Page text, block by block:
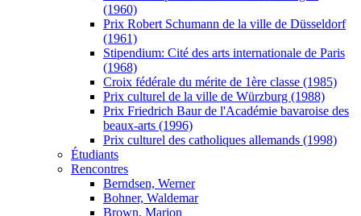
(1960)
Prix Robert Schumann de la ville de Düsseldorf
(1961)
Stipendium: Cité des arts internationale de Paris
(1968)
Croix fédérale du mérite de 1ère classe (1985)
Prix culturel de la ville de Würzburg (1988)
Prix Friedrich Baur de l'Académie bavaroise des
beaux-arts (1996)
Prix culturel des catholiques allemands (1998)
Étudiants
Rencontres
Berndsen, Werner
Bohner, Waldemar
Brown, Marion